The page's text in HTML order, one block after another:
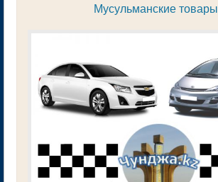
Мусульманские товары